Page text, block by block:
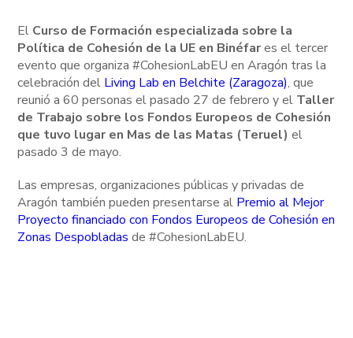
El Curso de Formación especializada sobre la
Política de Cohesión de la UE en Binéfares el tercer
evento que organiza #CohesionLabEU en Aragón tras la
celebración del Living Lab en Belchite (Zaragoza), que
reunió a 60 personas el pasado 27 de febrero y el Taller
de Trabajo sobre los Fondos Europeos de Cohesión
que tuvo lugar en Mas de las Matas (Teruel) el
pasado 3 de mayo.
Las empresas, organizaciones públicas y privadas de
Aragón también pueden presentarse al Premio al Mejor
Proyecto financiado con Fondos Europeos de Cohesión en
Zonas Despobladas de #CohesionLabEU.